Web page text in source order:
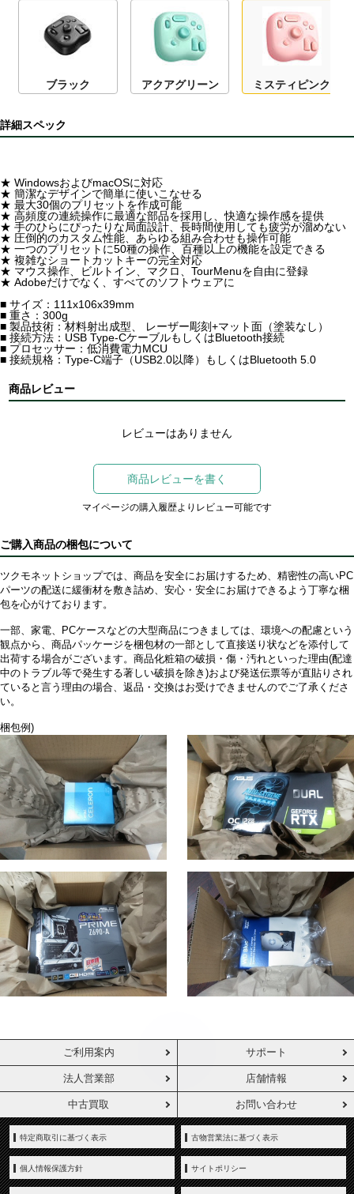
ブラック アクアグリーン ミスティピンク
詳細スペック
★ WindowsおよびmacOSに対応
★ 簡潔なデザインで簡単に使いこなせる
★ 最大30個のプリセットを作成可能
★ 高頻度の連続操作に最適な部品を採用し、快適な操作感を提供
★ 手のひらにぴったりな局面設計、長時間使用しても疲労が溜めない
★ 圧倒的のカスタム性能、あらゆる組み合わせも操作可能
★ 一つのプリセットに50種の操作、百種以上の機能を設定できる
★ 複雑なショートカットキーの完全対応
★ マウス操作、ビルトイン、マクロ、TourMenuを自由に登録
★ Adobeだけでなく、すべてのソフトウェアに
■ サイズ：111x106x39mm
■ 重さ：300g
■ 製品技術：材料射出成型、 レーザー彫刻+マット面（塗装なし）
■ 接続方法：USB Type-CケーブルもしくはBluetooth接続
■ プロセッサー：低消費電力MCU
■ 接続規格：Type-C端子（USB2.0以降）もしくはBluetooth 5.0
商品レビュー
レビューはありません
商品レビューを書く
マイページの購入履歴よりレビュー可能です
ご購入商品の梱包について
ツクモネットショップでは、商品を安全にお届けするため、精密性の高いPC
パーツの配送に緩衝材を敷き詰め、安心・安全にお届けできるよう丁寧な梱
包を心がけております。
一部、家電、PCケースなどの大型商品につきましては、環境への配慮という
観点から、商品パッケージを梱包材の一部として直接送り状などを添付して
出荷する場合がございます。商品化粧箱の破損・傷・汚れといった理由(配達
中のトラブル等で発生する著しい破損を除き)および発送伝票等が直貼りされ
ていると言う理由の場合、返品・交換はお受けできませんのでご了承くださ
い。
梱包例)
ご利用案内 サポート
法人営業部 店舗情報
中古買取 お問い合わせ
特定商取引に基づく表示 古物営業法に基づく表示
個人情報保護方針 サイトポリシー